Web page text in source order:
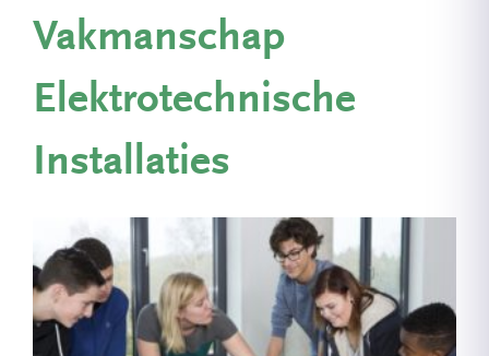
Vakmanschap
Elektrotechnische
Installaties